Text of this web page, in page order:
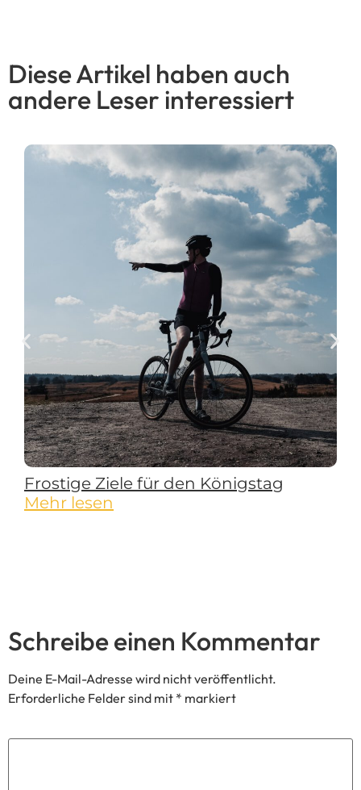
Diese Artikel haben auch
andere Leser interessiert
Frostige Ziele für den Königstag
Mehr lesen
Schreibe einen Kommentar
Deine E-Mail-Adresse wird nicht veröffentlicht.
Erforderliche Felder sind mit * markiert